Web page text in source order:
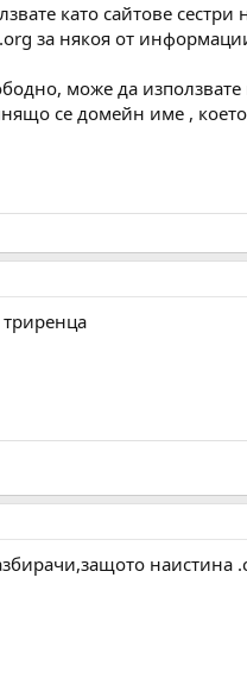
като сайтове сестри
за някоя от
може да използвате
се домейн име ,
наистина